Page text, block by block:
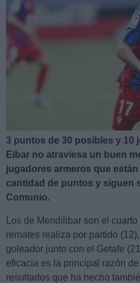
3 puntos de 30 posibles y 10
Eibar no atraviesa un buen
jugadores armeros que
cantidad de puntos y siguen
Comunio.
Los de Mendilibar son el
remates realiza por partido
goleador junto con el Getafe
eficacia es la principal razón
resultados que ha hecho